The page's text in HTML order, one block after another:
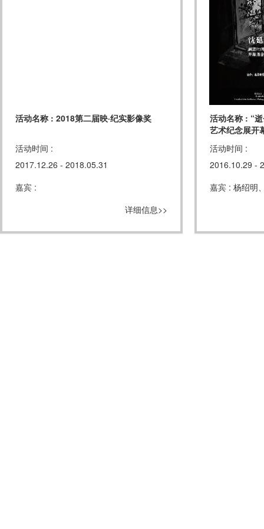
活动名称 : 2018第二届映·纪实影像奖
活动时间 :
2017.12.26 - 2018.05.31
嘉宾 :
详细信息>>
活动名称 : “
艺术纪念展开
活动时间 :
2016.10.29 -
嘉宾 : 杨绍明